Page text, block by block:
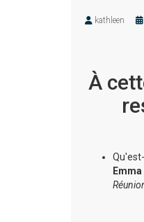
kathleen
À
Emma